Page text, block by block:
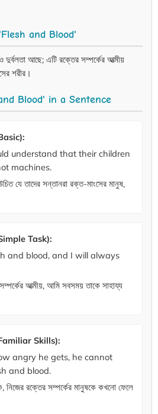
and Blood'
আছে; এটি রক্তের সম্পর্কের আত্মীয়
শরীর।
Blood' in a Sentence
understand that their children
machines.
যে তাদের সন্তানরা রক্ত-মাংসের মানুষ,
Task):
and blood, and I will always
আত্মীয়, আমি সবসময় তাকে সাহায্য
Skills):
angry he gets, he cannot
and blood.
রক্তের সম্পর্কের মানুষকে কখনো ফেলে